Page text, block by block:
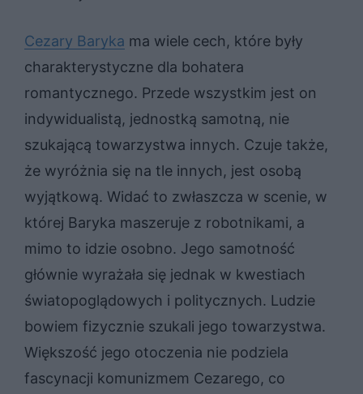
Cezary Baryka ma wiele cech, które były
charakterystyczne dla bohatera
romantycznego. Przede wszystkim jest on
indywidualistą, jednostką samotną, nie
szukającą towarzystwa innych. Czuje także,
że wyróżnia się na tle innych, jest osobą
wyjątkową. Widać to zwłaszcza w scenie, w
której Baryka maszeruje z robotnikami, a
mimo to idzie osobno. Jego samotność
głównie wyrażała się jednak w kwestiach
światopoglądowych i politycznych. Ludzie
bowiem fizycznie szukali jego towarzystwa.
Większość jego otoczenia nie podziela
fascynacji komunizmem Cezarego, co